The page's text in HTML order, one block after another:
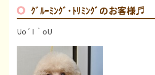
ｸﾞﾙｰﾐﾝｸﾞ･ﾄﾘﾐﾝｸﾞのお客様♬
Uo´ I ｀oU